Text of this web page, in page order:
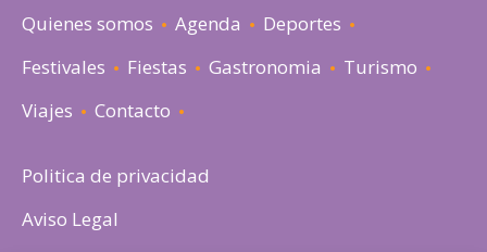
Quienes somos Agenda
Deportes
Festivales
Fiestas Gastronomia
Turismo
Viajes
Contacto
Politica de privacidad
Aviso Legal